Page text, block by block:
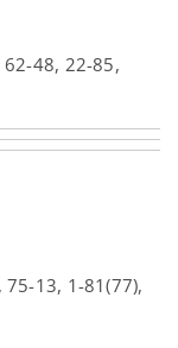
48, 22-85,
13, 1-81(77),